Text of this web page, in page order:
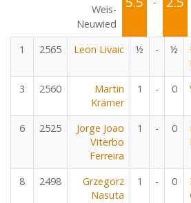
Weis-
Neuwied
1 2565 Leon Livaic ½ - ½
3 2560
Martin
Krämer
1 - 0
6 2525
Jorge Joao
Viterbo
Ferreira
1 - 0
8 2498
Grzegorz
Nasuta
1 - 0